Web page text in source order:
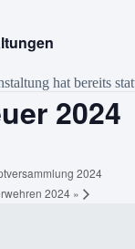
hat bereits
2024
2024
2024 »